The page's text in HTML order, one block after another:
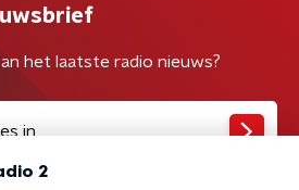
het laatste radio nieuws?